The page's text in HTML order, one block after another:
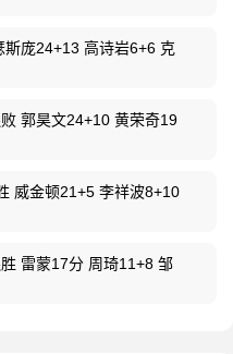
庞24+13 高诗岩6+6 克
郭昊文24+10 黄荣奇19
威金顿21+5 李祥波8+10
雷蒙17分 周琦11+8 邹